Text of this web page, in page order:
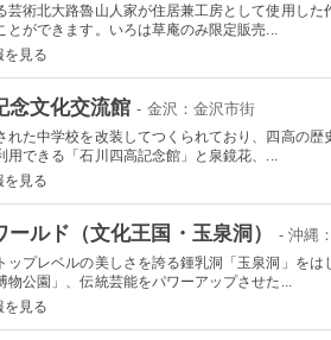
芸術北大路魯山人家が住居兼工房として使用し
とができます。いろは草庵のみ限定販売...
を見る
念文化交流館 - 金沢：金沢市街
れた中学校を改装してつくられており、四高の
用できる「石川四高記念館」と泉鏡花、...
を見る
ールド（文化王国・玉泉洞） - 沖縄
ップレベルの美しさを誇る鍾乳洞「玉泉洞」を
物公園」、伝統芸能をパワーアップさせた...
を見る